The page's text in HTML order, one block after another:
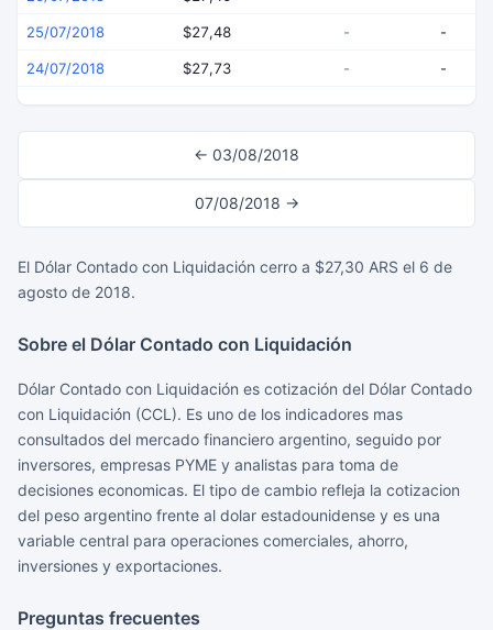
25/07/2018 $27,48 - -
24/07/2018 $27,73 - -
← 03/08/2018
07/08/2018 →
El Dólar Contado con Liquidación cerro a $27,30 ARS el 6 de
agosto de 2018.
Sobre el Dólar Contado con Liquidación
Dólar Contado con Liquidación es cotización del Dólar Contado
con Liquidación (CCL). Es uno de los indicadores mas
consultados del mercado financiero argentino, seguido por
inversores, empresas PYME y analistas para toma de
decisiones economicas. El tipo de cambio refleja la cotizacion
del peso argentino frente al dolar estadounidense y es una
variable central para operaciones comerciales, ahorro,
inversiones y exportaciones.
Preguntas frecuentes